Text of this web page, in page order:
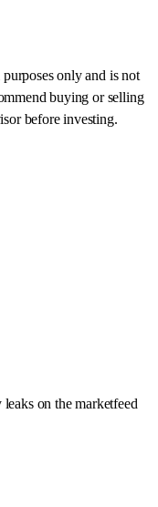
only and is not
buying or selling
before investing.
on the marketfeed